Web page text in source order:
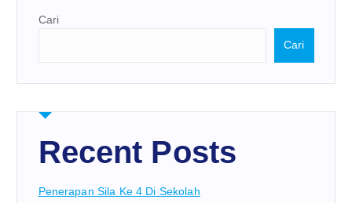
Cari
Cari
Recent Posts
Penerapan Sila Ke 4 Di Sekolah